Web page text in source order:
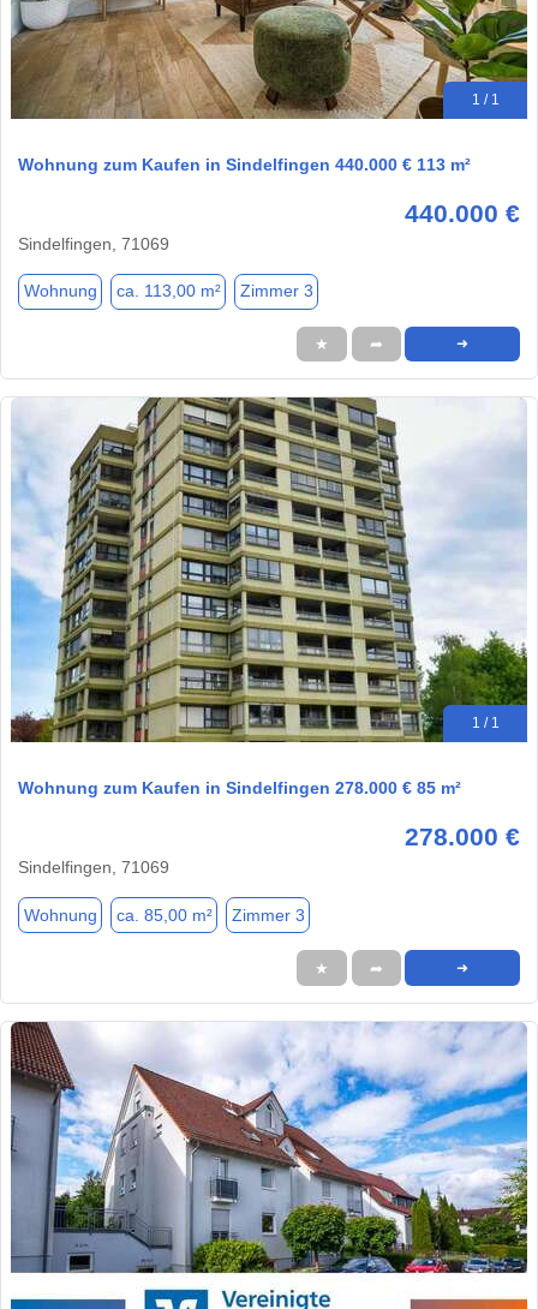
1 / 1
Wohnung zum Kaufen in Sindelfingen 440.000 € 113 m²
440.000 €
Sindelfingen, 71069
Wohnung ca. 113,00 m² Zimmer 3
★ ➦ ➜
1 / 1
Wohnung zum Kaufen in Sindelfingen 278.000 € 85 m²
278.000 €
Sindelfingen, 71069
Wohnung ca. 85,00 m² Zimmer 3
★ ➦ ➜